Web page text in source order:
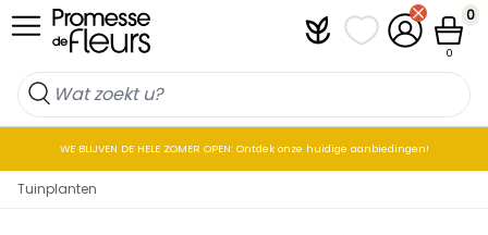
Skip to Content PlantfitMijn Mijn
0
0
WE BLIJVEN DE HELE ZOMER OPEN: Ontdek onze huidige aanbiedingen!
Tuinplanten